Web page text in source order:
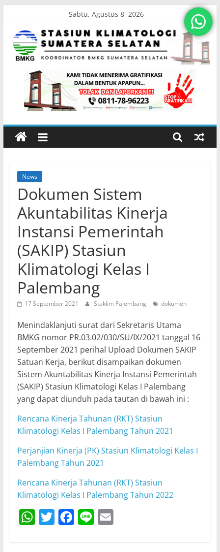
content
Sabtu, Agustus 8, 2026
Stasiun
Klimatologi
Sumatera
Koordinator
BMKG
Sumatera
Selatan
News
Dokumen Sistem
Akuntabilitas Kinerja
Instansi Pemerintah
(SAKIP) Stasiun
Klimatologi Kelas I
Palembang
17 September 2021 Staklim Palembang dokumen
Menindaklanjuti surat dari Sekretaris Utama
BMKG nomor PR.03.02/030/SU/IX/2021 tanggal 16
September 2021 perihal Upload Dokumen SAKIP
Satuan Kerja, berikut disampaikan dokumen
Sistem Akuntabilitas Kinerja Instansi Pemerintah
(SAKIP) Stasiun Klimatologi Kelas I Palembang
yang dapat diunduh pada tautan di bawah ini :
Rencana Kinerja Tahunan (RKT) Stasiun
Klimatologi Kelas I Palembang Tahun 2021
Perjanjian Kinerja (PK) Stasiun Klimatologi Kelas I
Palembang Tahun 2021
Rencana Kinerja Tahunan (RKT) Stasiun
Klimatologi Kelas I Palembang Tahun 2022
W T F Li E